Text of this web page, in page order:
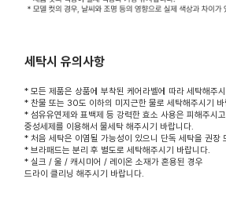
세탁시 유의사항
* 모든 제품은 상품에 부착된 케어라벨에 따라 세탁해주
* 찬물 또는 30도 이하의 미지근한 물로 세탁해주시기 바
* 섬유유연제와 표백제 등 강력한 효소 사용은 피해주시고
중성세제를 이용해서 물세탁 해주시기 바랍니다.
* 처음 세탁은 이염될 가능성이 있으니 단독 세탁을 권장
* 브라패드는 분리 후 별도로 세탁해주시기 바랍니다.
* 실크 / 울 / 캐시미어 / 레이온 소재가 혼용된 경우
드라이 클리닝 해주시기 바랍니다.